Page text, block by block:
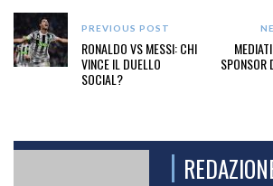
PREVIOUS POST
RONALDO VS MESSI: CHI
VINCE IL DUELLO
SOCIAL?
SPONSOR